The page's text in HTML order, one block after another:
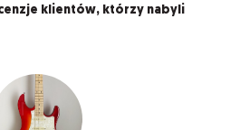
klientów, którzy nabyli